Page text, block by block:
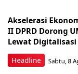
Headline
Akselerasi
II DPRD Dorong
Lewat
Sabtu, 8